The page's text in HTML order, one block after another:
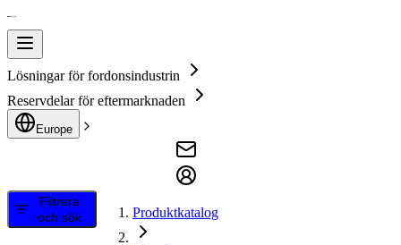
Lösningar för fordonsindustrin
Reservdelar för eftermarknaden
Europe
Filtrera
och sök
Produktkatalog